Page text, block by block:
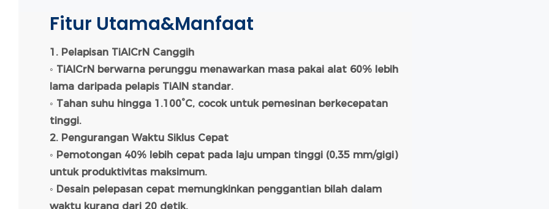
Fitur Utama&Manfaat
1. Pelapisan TiAlCrN Canggih
◦ TiAlCrN berwarna perunggu menawarkan masa pakai alat 60% lebih
lama daripada pelapis TiAlN standar.
◦ Tahan suhu hingga 1.100°C, cocok untuk pemesinan berkecepatan
tinggi.
2. Pengurangan Waktu Siklus Cepat
◦ Pemotongan 40% lebih cepat pada laju umpan tinggi (0,35 mm/gigi)
untuk produktivitas maksimum.
◦ Desain pelepasan cepat memungkinkan penggantian bilah dalam
waktu kurang dari 20 detik.